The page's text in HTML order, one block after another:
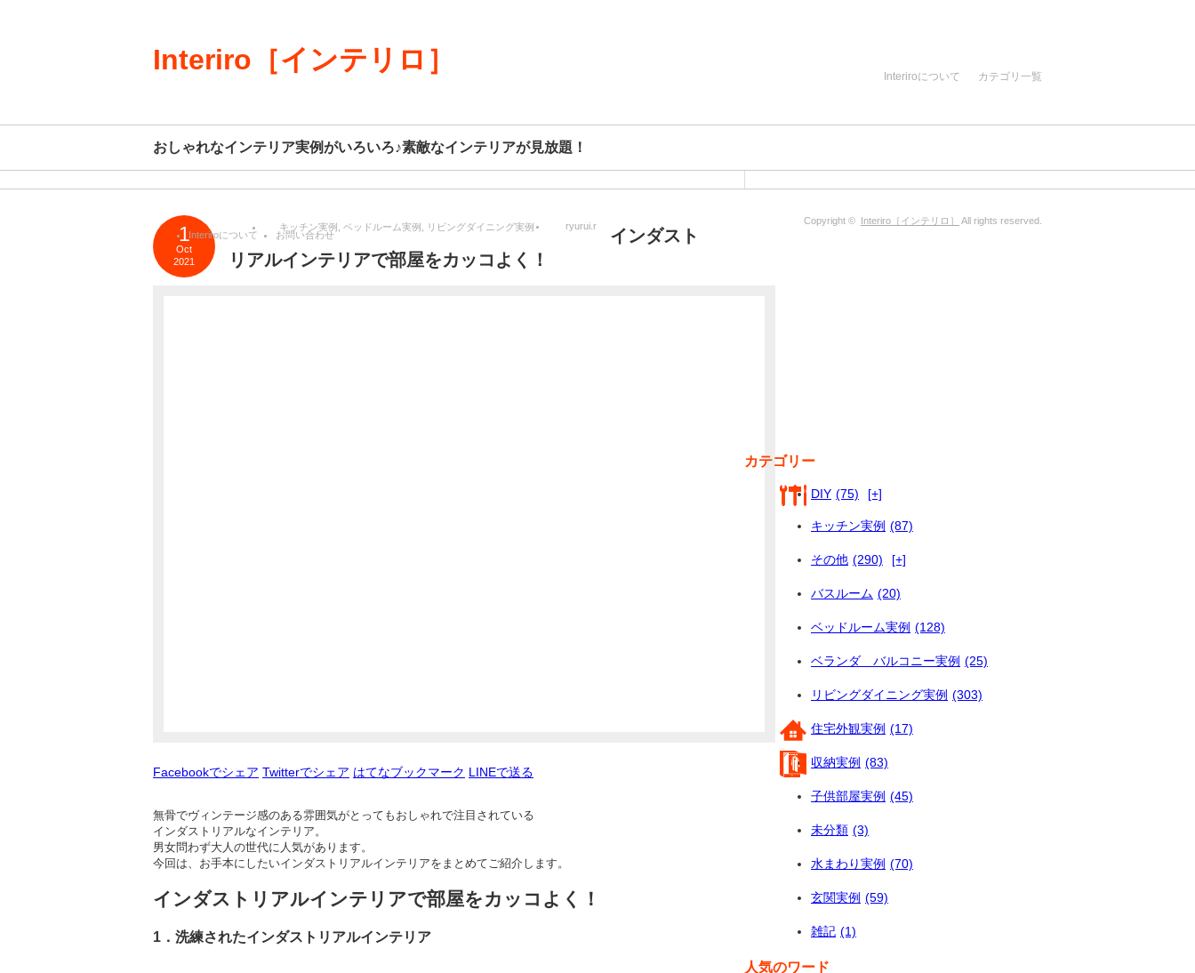
Interiro［インテリロ］
Interiroについて カテゴリ一覧
おしゃれなインテリア実例がいろいろ♪素敵なインテリアが見放題！
1
Oct
2021
キッチン実例 ベッドルーム実例 リビングダイニング実例 ryurui.r
インダスト
リアルインテリアで部屋をカッコよく！
Facebookでシェア Twitterでシェア はてなブックマーク LINEで送る
無骨でヴィンテージ感のある雰囲気がとってもおしゃれで注目されている
インダストリアルなインテリア。
男女問わず大人の世代に人気があります。
今回は、お手本にしたいインダストリアルインテリアをまとめてご紹介します。
インダストリアルインテリアで部屋をカッコよく！
1．洗練されたインダストリアルインテリア
カテゴリー
DIY (75) [+]
キッチン実例 (87)
その他 (290) [+]
バスルーム (20)
ベッドルーム実例 (128)
ベランダ バルコニー実例 (25)
リビングダイニング実例 (303)
住宅外観実例 (17)
収納実例 (83)
子供部屋実例 (45)
未分類 (3)
水まわり実例 (70)
玄関実例 (59)
雑記 (1)
人気のワード
Interiroについて お問い合わせ
Copyright © Interiro［インテリロ］ All rights reserved.